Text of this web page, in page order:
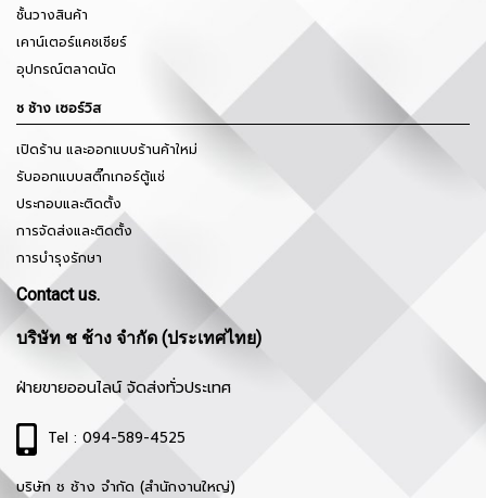
ชั้นวางสินค้า
เคาน์เตอร์แคชเชียร์
อุปกรณ์ตลาดนัด
ช ช้าง เซอร์วิส
เปิดร้าน และออกแบบร้านค้าใหม่
รับออกแบบสติ๊กเกอร์ตู้แช่
ประกอบและติดตั้ง
การจัดส่งและติดตั้ง
การบำรุงรักษา
Contact us.
บริษัท ช ช้าง จำกัด (ประเทศไทย)
ฝ่ายขายออนไลน์ จัดส่งทั่วประเทศ
Tel : 094-589-4525
บริษัท ช ช้าง จำกัด (สำนักงานใหญ่)